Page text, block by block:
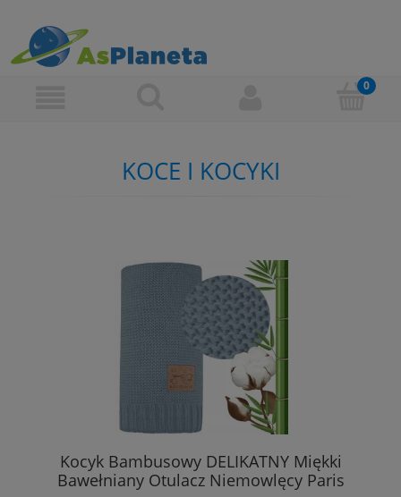
KOCE I KOCYKI
Kocyk Bambusowy DELIKATNY Miękki
Bawełniany Otulacz Niemowlęcy Paris